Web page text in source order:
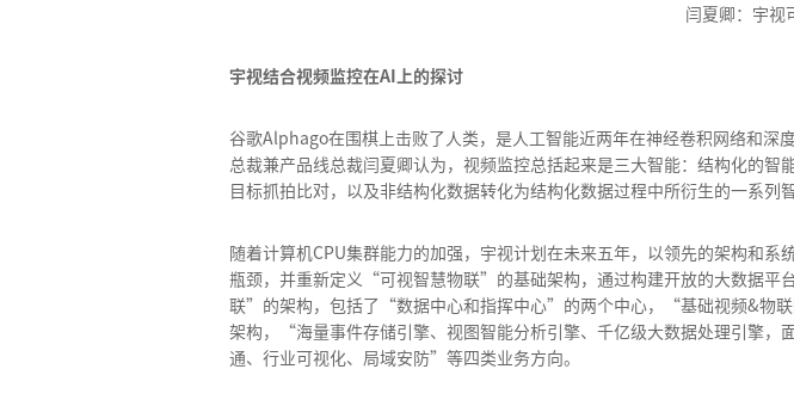
闫夏卿：宇视
宇视结合视频监控在AI上的探讨
谷歌Alphago在围棋上击败了人类，是人工智能近两年在神经卷积网络和
总裁兼产品线总裁闫夏卿认为，视频监控总括起来是三大智能：结构化的智
目标抓拍比对，以及非结构化数据转化为结构化数据过程中所衍生的一系列
随着计算机CPU集群能力的加强，宇视计划在未来五年，以领先的架构和
瓶颈，并重新定义“可视智慧物联”的基础架构，通过构建开放的大数据
联”的架构，包括了“数据中心和指挥中心”的两个中心，“基础视频&物
架构，“海量事件存储引擎、视图智能分析引擎、千亿级大数据处理引擎
通、行业可视化、局域安防”等四类业务方向。